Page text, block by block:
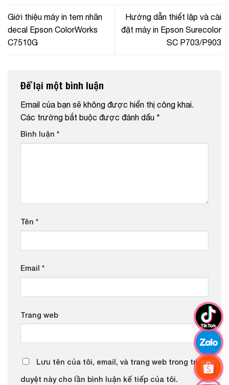
Giới thiệu máy in tem nhãn
decal Epson ColorWorks
C7510G
Hướng dẫn thiết lập và cài
đặt máy in Epson Surecolor
SC P703/P903
Để lại một bình luận
Email của bạn sẽ không được hiển thị công khai.
Các trường bắt buộc được đánh dấu *
Bình luận *
Tên *
Email *
Trang web
Lưu tên của tôi, email, và trang web trong trình
duyệt này cho lần bình luận kế tiếp của tôi.